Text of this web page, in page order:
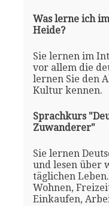
Was lerne ich
Heide?
Sie lernen im
vor allem die
lernen Sie den
Kultur kennen.
Sprachkurs
Zuwanderer"
Sie lernen
und lesen über
täglichen
Wohnen,
Einkaufen,